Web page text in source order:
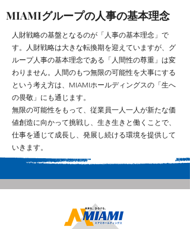
MIAMIグループの人事の基本理念
人財戦略の基盤となるのが「人事の基本理念」で
す。人財戦略は大きな転換期を迎えていますが、グ
ループ人事の基本理念である「人間性の尊重」は変
わりません。人間のもつ無限の可能性を大事にする
という考え方は、MIAMIホールディングスの「生へ
の畏敬」にも通じます。
無限の可能性をもって、従業員一人一人が新たな価
値創造に向かって挑戦し、生き生きと働くことで、
仕事を通じて成長し、発展し続ける環境を提供して
いきます。